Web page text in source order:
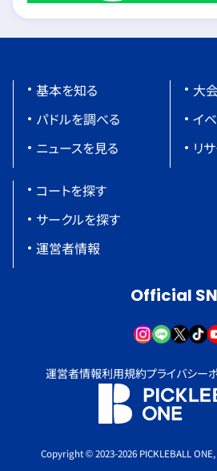
基本を知る
パドルを調べる
ニュースを見る
大
イ
リ
コートを探す
サークルを探す
運営者情報
Official
運営者情報利用規約プライバシー
Copyright © 2023-2026 PICKLEBALL